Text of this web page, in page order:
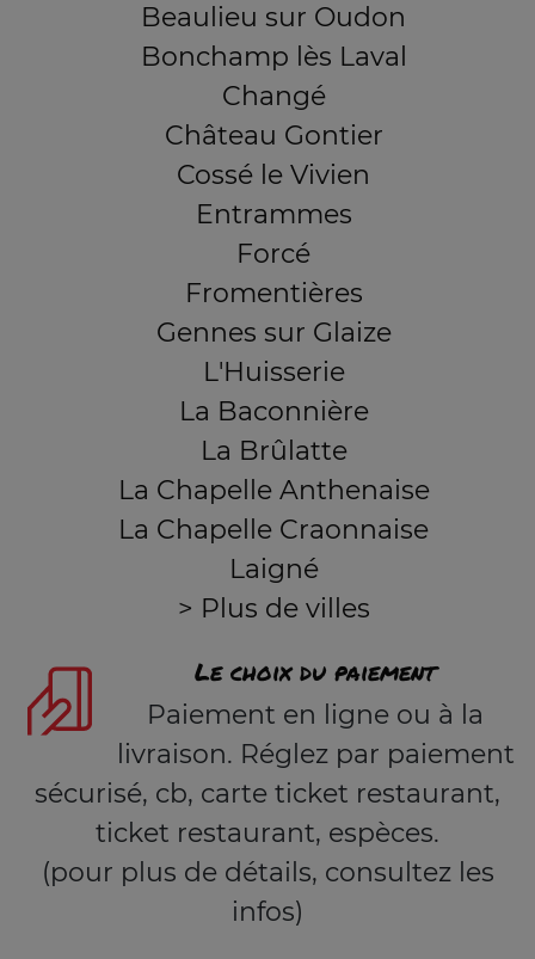
Beaulieu sur Oudon
Bonchamp lès Laval
Changé
Château Gontier
Cossé le Vivien
Entrammes
Forcé
Fromentières
Gennes sur Glaize
L'Huisserie
La Baconnière
La Brûlatte
La Chapelle Anthenaise
La Chapelle Craonnaise
Laigné
> Plus de villes
Le choix du paiement
Paiement en ligne ou à la
livraison. Réglez par paiement
sécurisé, cb, carte ticket restaurant,
ticket restaurant, espèces.
(pour plus de détails, consultez les
infos)